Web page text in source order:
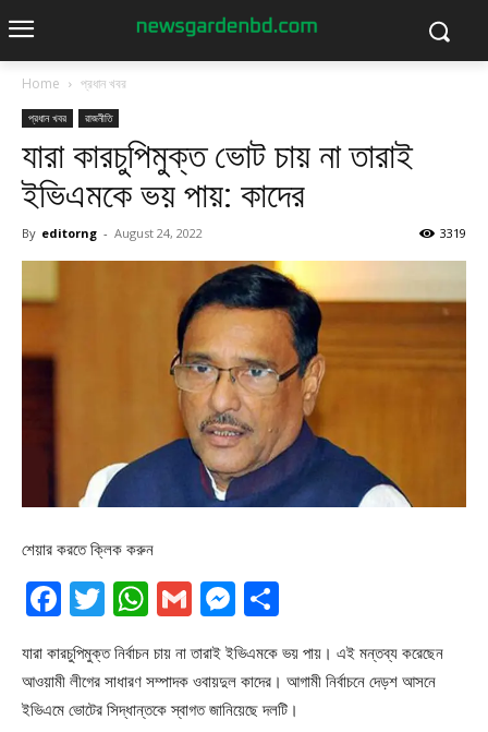
Home প্রধান খবর
প্রধান খবর রাজনীতি
যারা কারচুপিমুক্ত ভোট চায় না তারাই
ইভিএমকে ভয় পায়: কাদের
By editorng - August 24, 2022 3319
শেয়ার করতে ক্লিক করুন
Facebook
Twitter
WhatsApp
GmailMessenger
যারা কারচুপিমুক্ত নির্বাচন চায় না তারাই ইভিএমকে ভয় পায়। এই মন্তব্য করেছেন
আওয়ামী লীগের সাধারণ সম্পাদক ওবায়দুল কাদের। আগামী নির্বাচনে দেড়শ আসনে
ইভিএমে ভোটের সিদ্ধান্তকে স্বাগত জানিয়েছে দলটি।